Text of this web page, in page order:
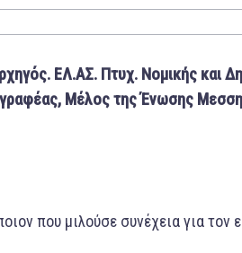
ΕΛ.ΑΣ. Πτυχ. Νομικής και
Μέλος της Ένωσης
που μιλούσε συνέχεια για τον